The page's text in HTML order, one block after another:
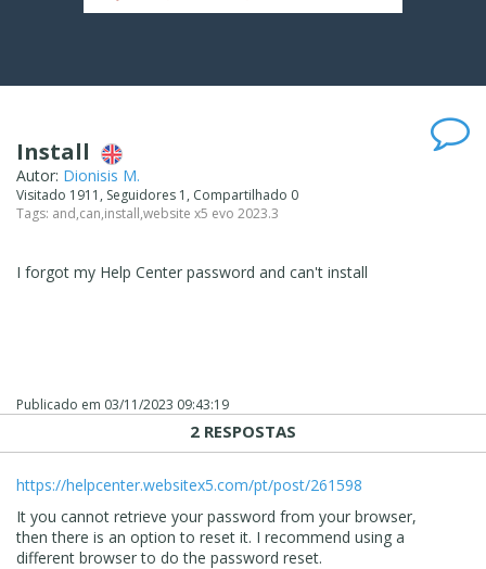
Install
Autor: Dionisis M.
Visitado 1911, Seguidores 1, Compartilhado 0
Tags: and,can,install,website x5 evo 2023.3
I forgot my Help Center password and can't install
Publicado em 03/11/2023 09:43:19
2 RESPOSTAS
https://helpcenter.websitex5.com/pt/post/261598
It you cannot retrieve your password from your browser,
then there is an option to reset it. I recommend using a
different browser to do the password reset.